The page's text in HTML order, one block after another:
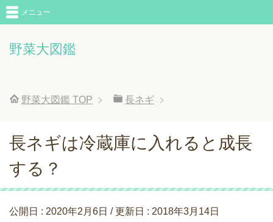
野菜大図鑑
メニュー
野菜大図鑑 TOP 長ネギ
長ネギは冷蔵庫に入れると成長
する？
公開日 : 2020年2月6日 / 更新日 : 2018年3月14日